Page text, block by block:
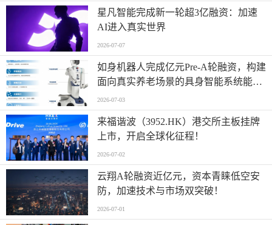
星凡智能完成新一轮超3亿融资：加速
AI进入真实世界
2026-07-07
如身机器人完成亿元Pre-A轮融资，构建
面向真实养老场景的具身智能系统能力
平台
2026-07-03
来福谐波（3952.HK）港交所主板挂牌
上市，开启全球化征程！
2026-07-02
云翔A轮融资近亿元，资本青睐低空安
防，加速技术与市场双突破！
2026-07-01